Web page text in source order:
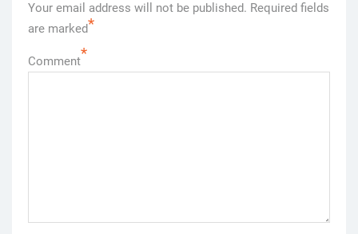
Your email address will not be published. Required fields
are marked*
Comment*